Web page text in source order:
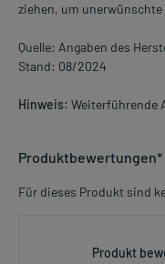
ziehen, um
Quelle: Angaben des
Stand: 08/2024
Hinweis: Weiterführende
Für dieses Produkt sind
Produkt